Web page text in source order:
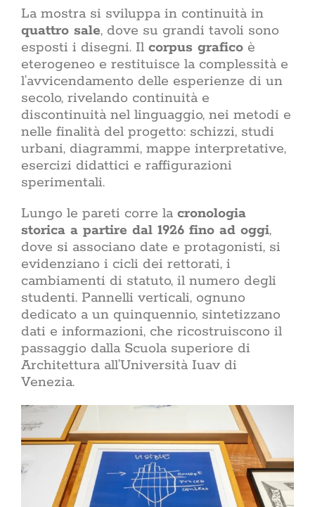
PER:
La mostra si sviluppa in continuità in
quattro sale, dove su grandi tavoli sono
esposti i disegni. Il corpus grafico è
eterogeneo e restituisce la complessità e
l’avvicendamento delle esperienze di un
secolo, rivelando continuità e
discontinuità nel linguaggio, nei metodi e
nelle finalità del progetto: schizzi, studi
urbani, diagrammi, mappe interpretative,
esercizi didattici e raffigurazioni
sperimentali.
Lungo le pareti corre la cronologia
storica a partire dal 1926 fino ad oggi,
dove si associano date e protagonisti, si
evidenziano i cicli dei rettorati, i
cambiamenti di statuto, il numero degli
studenti. Pannelli verticali, ognuno
dedicato a un quinquennio, sintetizzano
dati e informazioni, che ricostruiscono il
passaggio dalla Scuola superiore di
Architettura all’Università Iuav di
Venezia.